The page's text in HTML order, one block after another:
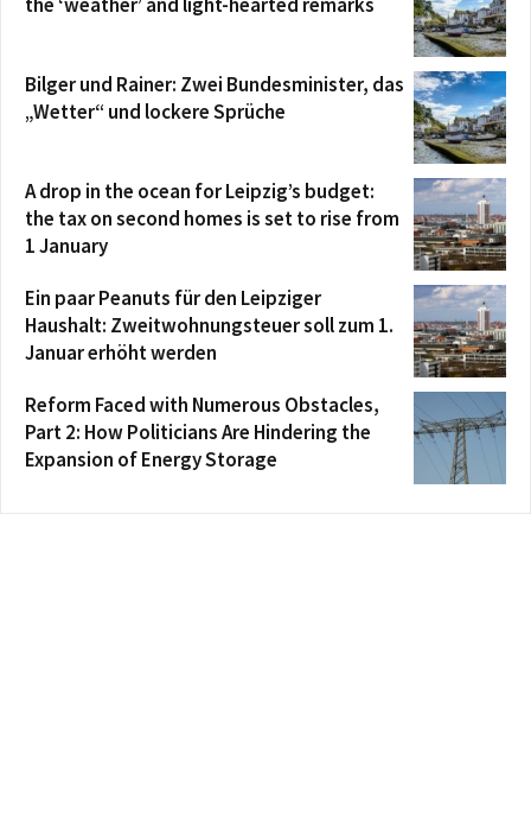
Bilger und Rainer: Zwei Bundesminister, das
„Wetter“ und lockere Sprüche
A drop in the ocean for Leipzig’s budget:
the tax on second homes is set to rise from
1 January
Ein paar Peanuts für den Leipziger
Haushalt: Zweitwohnungsteuer soll zum 1.
Januar erhöht werden
Reform Faced with Numerous Obstacles,
Part 2: How Politicians Are Hindering the
Expansion of Energy Storage